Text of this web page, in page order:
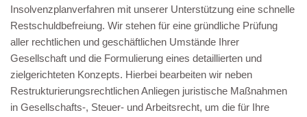
Insolvenzplanverfahren mit unserer Unterstützung eine schnelle
Restschuldbefreiung. Wir stehen für eine gründliche Prüfung
aller rechtlichen und geschäftlichen Umstände Ihrer
Gesellschaft und die Formulierung eines detaillierten und
zielgerichteten Konzepts. Hierbei bearbeiten wir neben
Restrukturierungsrechtlichen Anliegen juristische Maßnahmen
in Gesellschafts-, Steuer- und Arbeitsrecht, um die für Ihre